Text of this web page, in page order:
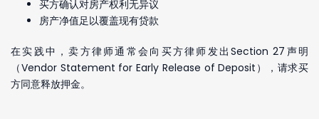
买方确认对房产权利无异议
房产净值足以覆盖现有贷款
在实践中，卖方律师通常会向买方律师发出Section 27声明
（Vendor Statement for Early Release of Deposit），请求买
方同意释放押金。